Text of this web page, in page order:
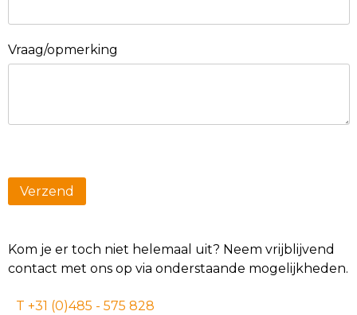
Vraag/opmerking
Kom je er toch niet helemaal uit? Neem vrijblijvend
contact met ons op via onderstaande mogelijkheden.
T +31 (0)485 - 575 828